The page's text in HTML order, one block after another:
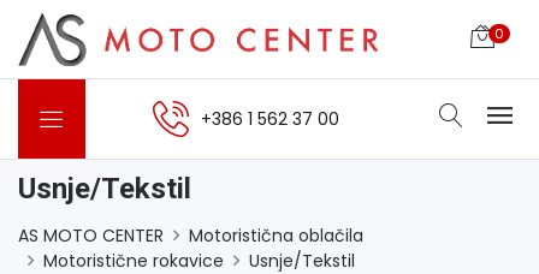
0
+386 1 562 37 00
Usnje/Tekstil
AS MOTO CENTER
Motoristična oblačila
Motoristične rokavice
Usnje/Tekstil